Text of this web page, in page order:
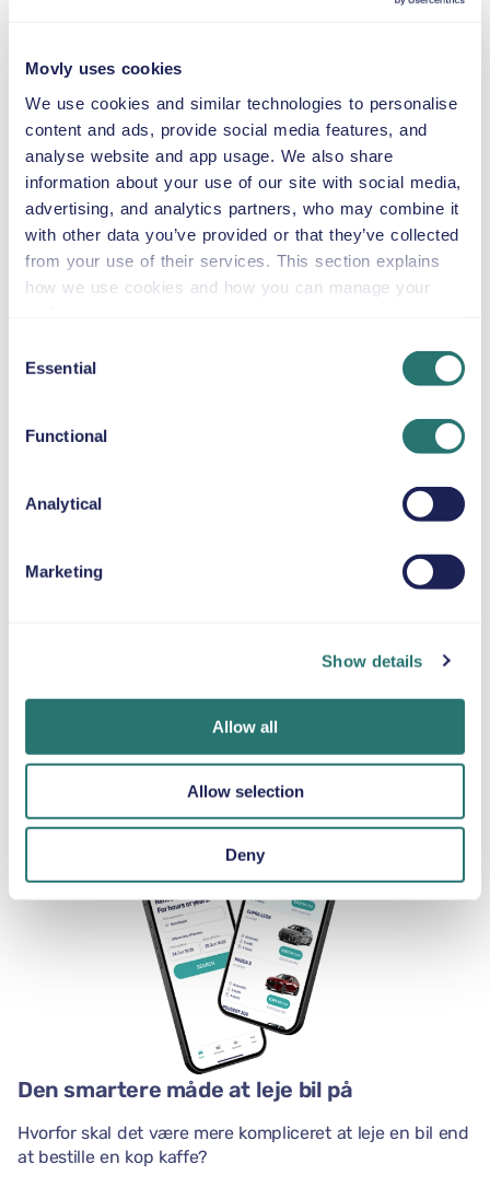
Movly uses cookies
We use cookies and similar technologies to personalise
content and ads, provide social media features, and
analyse website and app usage. We also share
information about your use of our site with social media,
advertising, and analytics partners, who may combine it
with other data you’ve provided or that they’ve collected
from your use of their services. This section explains
how we use cookies and how you can manage your
Selection
Essential
Functional
Analytical
Marketing
Show details
Allow all
Allow selection
Deny
BABYSTOL
2,5–13 kg
BARNESÆDE
9–18 kg
AUTOSTOL
SNEKÆDER
minutter på
appen.
billeje direkte fra
din telefon med
vores app.
Upload dine
dokumenter
Den smartere måde at leje bil på
Hvorfor skal det være mere kompliceret at leje en bil end
at bestille en kop kaffe?